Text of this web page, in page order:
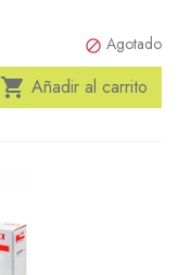
 Agotado
 Añadir al carrito